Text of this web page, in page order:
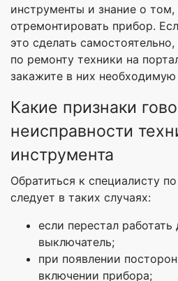
инструменты и знание о том,
отремонтировать прибор.
это сделать
по ремонту техники на
закажите в них необходимую
Какие признаки
неисправности
инструмента
Обратиться к специалисту
следует в таких случаях:
если перестал работать
выключатель;
при появлении
включении прибора;